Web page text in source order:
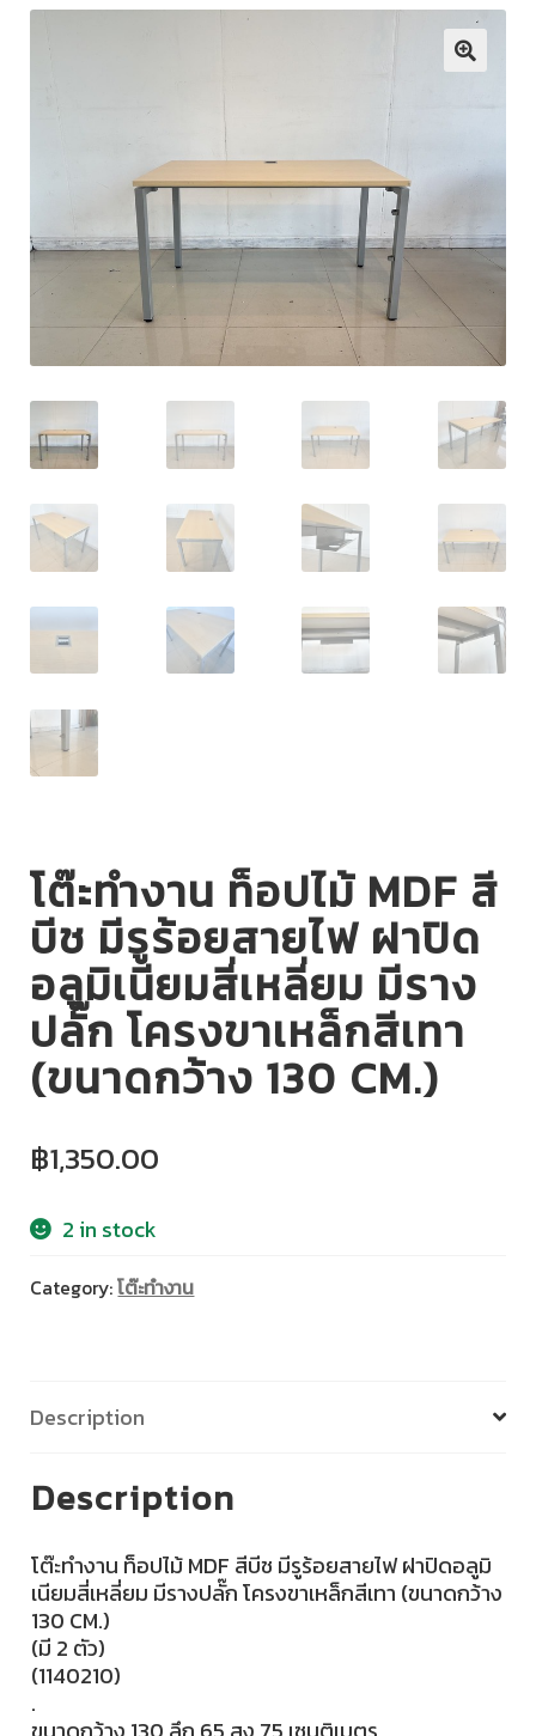
โต๊ะทำงาน ท็อปไม้ MDF สี
บีช มีรูร้อยสายไฟ ฝาปิด
อลูมิเนียมสี่เหลี่ยม มีราง
ปลั๊ก โครงขาเหล็กสีเทา
(ขนาดกว้าง 130 CM.)
฿1,350.00
2 in stock
Category:โต๊ะทำงาน
Description
Description
โต๊ะทำงาน ท็อปไม้ MDF สีบีช มีรูร้อยสายไฟ ฝาปิดอลูมิ
เนียมสี่เหลี่ยม มีรางปลั๊ก โครงขาเหล็กสีเทา (ขนาดกว้าง
130 CM.)
(มี 2 ตัว)
(1140210)
.